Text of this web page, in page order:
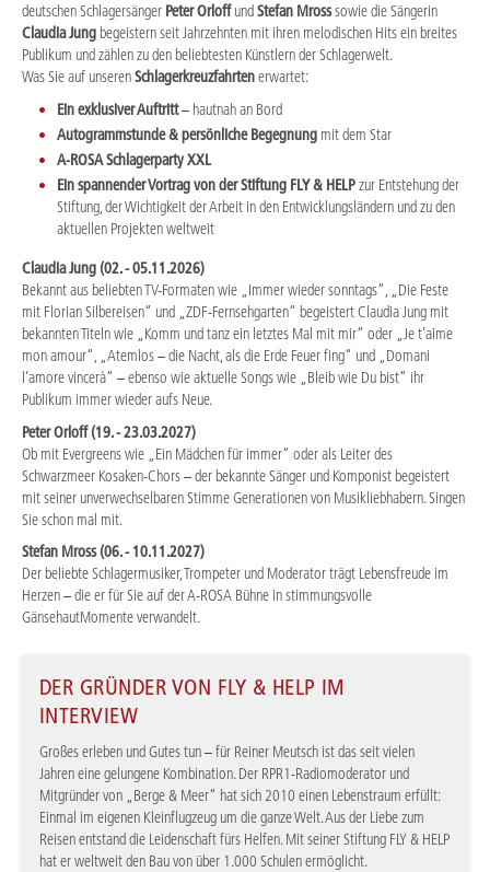
deutschen Schlagersänger Peter OrloffundStefan Mrosssowie die Sängerin
Claudia Jungbegeistern seit Jahrzehnten mit ihren melodischen Hits ein breites
Publikum und zählen zu den beliebtesten Künstlern der Schlagerwelt.
Was Sie auf unserenSchlagerkreuzfahrtenerwartet:
Ein exklusiver Auftritt– hautnah an Bord
Autogrammstunde & persönliche Begegnung mit dem Star
A-ROSA Schlagerparty XXL
Ein spannender Vortrag von der Stiftung FLY & HELPzur Entstehung der
Stiftung, der Wichtigkeit der Arbeit in den Entwicklungsländern und zu den
aktuellen Projekten weltweit
Claudia Jung (02. - 05.11.2026)
Bekannt aus beliebten TV-Formaten wie „Immer wieder sonntags“, „Die Feste
mit Florian Silbereisen“ und „ZDF-Fernsehgarten“ begeistert Claudia Jung mit
bekannten Titeln wie „Komm und tanz ein letztes Mal mit mir“ oder „Je t’aime
mon amour“, „Atemlos – die Nacht, als die Erde Feuer fing“ und „Domani
l’amore vincerà“ – ebenso wie aktuelle Songs wie „Bleib wie Du bist“ ihr
Publikum immer wieder aufs Neue.
Peter Orloff (19. - 23.03.2027)
Ob mit Evergreens wie „Ein Mädchen für immer“ oder als Leiter des
Schwarzmeer Kosaken-Chors – der bekannte Sänger und Komponist begeistert
mit seiner unverwechselbaren Stimme Generationen von Musikliebhabern. Singen
Sie schon mal mit.
Stefan Mross (06. - 10.11.2027)
Der beliebte Schlagermusiker, Trompeter und Moderator trägt Lebensfreude im
Herzen – die er für Sie auf der A-ROSA Bühne in stimmungsvolle
GänsehautMomente verwandelt.
DER GRÜNDER VON FLY & HELP IM
INTERVIEW
Großes erleben und Gutes tun – für Reiner Meutsch ist das seit vielen
Jahren eine gelungene Kombination. Der RPR1-Radiomoderator und
Mitgründer von „Berge & Meer“ hat sich 2010 einen Lebenstraum erfüllt:
Einmal im eigenen Kleinflugzeug um die ganze Welt. Aus der Liebe zum
Reisen entstand die Leidenschaft fürs Helfen. Mit seiner Stiftung FLY & HELP
hat er weltweit den Bau von über 1.000 Schulen ermöglicht.